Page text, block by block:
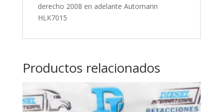
derecho 2008 en adelante Automann
HLK7015
Productos relacionados